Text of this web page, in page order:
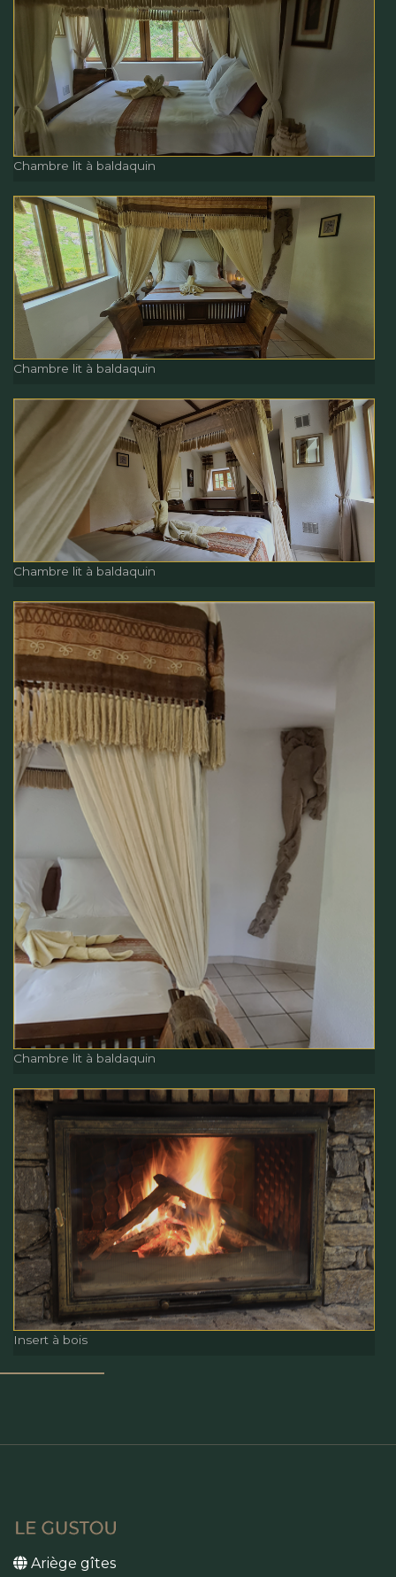
Chambre lit à baldaquin
Chambre lit à baldaquin
Chambre lit à baldaquin
Chambre lit à baldaquin
Chambre lit à baldaquin
Chambre lit à baldaquin
Chambre lit à baldaquin
Chambre lit à baldaquin
Chambre lit à baldaquin
Insert à bois
Ariège gîtes